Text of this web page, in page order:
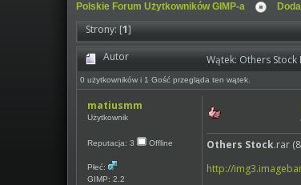
Polskie Forum Użytkowników GIMP-a
Strony: [1]
Autor
Wątek: Others
0 użytkowników i 1 Gość przegląda ten wątek.
matiusmm
Użytkownik
Reputacja: 3 Offline
Płeć:
GIMP: 2.2
Others Stock.rar
http://